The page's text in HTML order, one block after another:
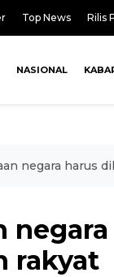
Top News Rilis
NASIONAL
negara harus
rakyat